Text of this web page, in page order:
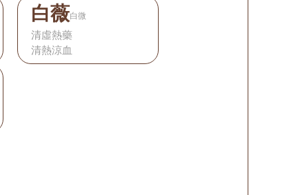
白薇白微
清虛熱藥
清熱涼血